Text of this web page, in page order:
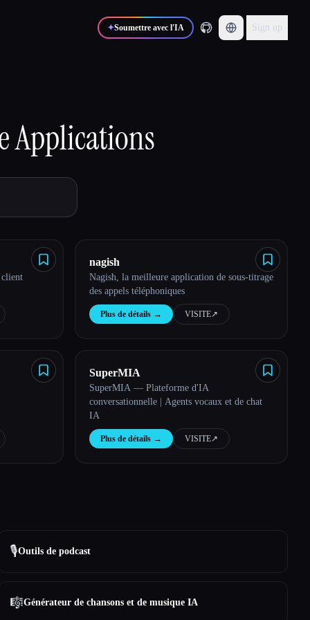
✦Soumettre avec l'IA Sign up
Applications
client
nagish
Nagish, la meilleure application de sous-titrage
des appels téléphoniques
Plus de détails → VISITE↗︎
SuperMIA
SuperMIA — Plateforme d'IA
conversationnelle | Agents vocaux et de chat
IA
Plus de détails → VISITE↗︎
🎙️Outils de podcast
🎼Générateur de chansons et de musique IA